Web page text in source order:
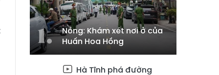
Nóng: Khám xét nơi ở của
Huấn Hoa Hồng
Hà Tĩnh phá đường